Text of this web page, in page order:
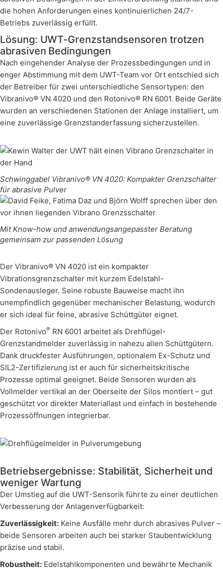
die hohen Anforderungen eines kontinuierlichen 24/7-
Betriebs zuverlässig erfüllt.
Lösung: UWT-Grenzstandsensoren trotzen
abrasiven Bedingungen
Nach eingehender Analyse der Prozessbedingungen und in
enger Abstimmung mit dem UWT-Team vor Ort entschied sich
der Betreiber für zwei unterschiedliche Sensortypen: den
Vibranivo® VN 4020 und den Rotonivo® RN 6001. Beide Geräte
wurden an verschiedenen Stationen der Anlage installiert, um
eine zuverlässige Grenzstanderfassung sicherzustellen.
Schwinggabel Vibranivo® VN 4020: Kompakter Grenzschalter
für abrasive Pulver
Mit Know-how und anwendungsangepasster Beratung
gemeinsam zur passenden Lösung
Der Vibranivo® VN 4020 ist ein kompakter
Vibrationsgrenzschalter mit kurzem Edelstahl-
Sondenausleger. Seine robuste Bauweise macht ihn
unempfindlich gegenüber mechanischer Belastung, wodurch
er sich ideal für feine, abrasive Schüttgüter eignet.
Der Rotonivo® RN 6001 arbeitet als Drehflügel-
Grenzstandmelder zuverlässig in nahezu allen Schüttgütern.
Dank druckfester Ausführungen, optionalem Ex-Schutz und
SIL2-Zertifizierung ist er auch für sicherheitskritische
Prozesse optimal geeignet. Beide Sensoren wurden als
Vollmelder vertikal an der Oberseite der Silos montiert – gut
geschützt vor direkter Materiallast und einfach in bestehende
Prozessöffnungen integrierbar.
Betriebsergebnisse: Stabilität, Sicherheit und
weniger Wartung
Der Umstieg auf die UWT-Sensorik führte zu einer deutlichen
Verbesserung der Anlagenverfügbarkeit:
Zuverlässigkeit: Keine Ausfälle mehr durch abrasives Pulver –
beide Sensoren arbeiten auch bei starker Staubentwicklung
präzise und stabil.
Robustheit: Edelstahlkomponenten und bewährte Mechanik